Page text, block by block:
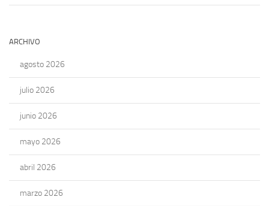
ARCHIVO
agosto 2026
julio 2026
junio 2026
mayo 2026
abril 2026
marzo 2026